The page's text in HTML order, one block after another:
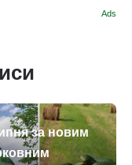
Ads
за новим